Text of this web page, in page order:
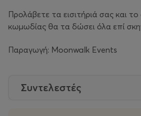
Προλάβετε τα εισιτήριά σας και
κωμωδίας θα τα δώσει όλα επί
Παραγωγή: Moonwalk Events
Συντελεστές